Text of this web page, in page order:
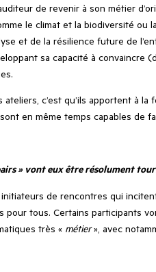
de revenir à son métier
le climat et la biodiversité
et de la résilience future de
sa capacité à convaincre
c’est qu’ils apportent à
en même temps capables de
» vont eux être résolument
de rencontres qui
pour tous. Certains participants
très « métier», avec